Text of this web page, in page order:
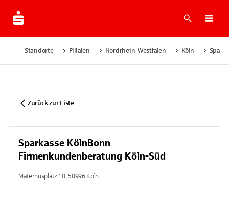
Suche
Standorte Filialen Nordrhein-Westfalen Köln
Zurück zur Liste
Sparkasse KölnBonn
Firmenkundenberatung Köln-Süd
Maternusplatz 10, 50996 Köln